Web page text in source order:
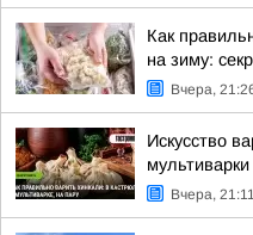
Как
на зиму:
Вчера,
Искусство
мультиварки
Вчера, 21:11